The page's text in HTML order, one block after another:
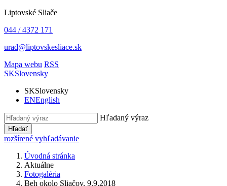
Liptovské Sliače
044 / 4372 171
urad@liptovskesliace.sk
Mapa webu RSS
SKSlovensky
SKSlovensky
ENEnglish
Hľadaný výraz
Hľadať
rozšírené vyhľadávanie
Úvodná stránka
Aktuálne
Fotogaléria
Beh okolo Sliačov, 9.9.2018